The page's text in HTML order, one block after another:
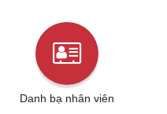
Danh bạ nhân viên